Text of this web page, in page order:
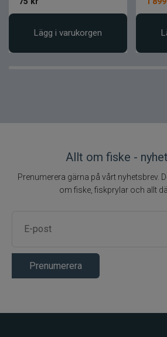
Rulltyp
Modell
Lägg i varukorgen
Allt om fiske -
Prenumerera gärna på vårt nyhetsbrev.
om fiske, fiskprylar och allt
Prenumerera